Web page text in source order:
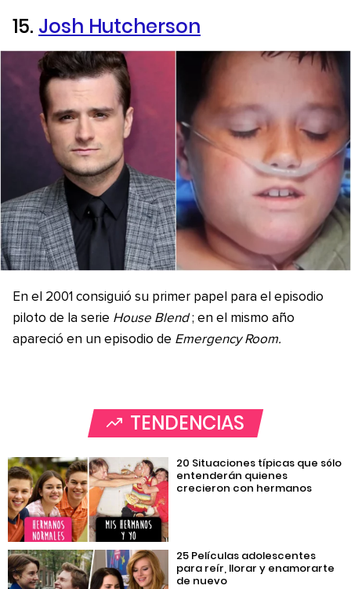
15. Josh Hutcherson
En el 2001 consiguió su primer papel para el episodio
piloto de la serie House Blend ; en el mismo año
apareció en un episodio de Emergency Room.
TENDENCIAS
20 Situaciones típicas que sólo
entenderán quienes
crecieron con hermanos
25 Películas adolescentes
para reír, llorar y enamorarte
de nuevo